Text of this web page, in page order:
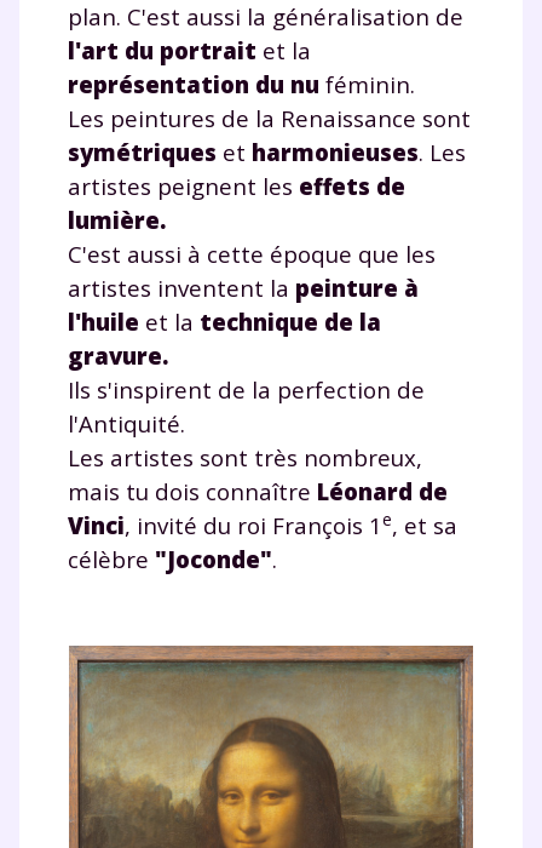
plan. C'est aussi la généralisation de
l'art du portrait et la
représentation du nu féminin.
Les peintures de la Renaissance sont
symétriques et harmonieuses. Les
artistes peignent les effets de
lumière.
C'est aussi à cette époque que les
artistes inventent la peinture à
l'huile et la technique de la
gravure.
Ils s'inspirent de la perfection de
l'Antiquité.
Les artistes sont très nombreux,
mais tu dois connaître Léonard de
Vinci, invité du roi François 1 e, et sa
célèbre "Joconde".